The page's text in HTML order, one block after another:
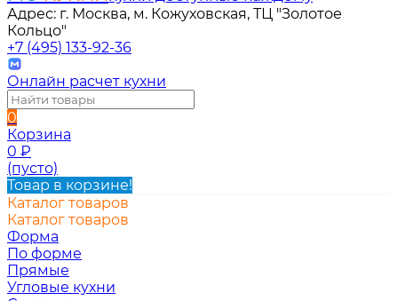
Адрес: г. Москва, м. Кожуховская, ТЦ "Золотое
Кольцо"
+7 (495) 133-92-36
Онлайн расчет кухни
0
Корзина
0 ₽
(пусто)
Товар в корзине!
Каталог товаров
Каталог товаров
Форма
По форме
Прямые
Угловые кухни